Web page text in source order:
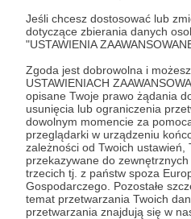
Jeśli chcesz dostosować lub
dotyczące zbierania danych
"USTAWIENIA
Zgoda jest dobrowolna i
USTAWIENIACH
opisane Twoje prawo żądania
usunięcia lub ograniczenia
dowolnym momencie za
przeglądarki w urządzeniu
zależności od Twoich ustawień,
przekazywane do
trzecich tj. z państw spoza
Gospodarczego. Pozostałe
temat przetwarzania Twoich
przetwarzania znajdują się w
dorzucam podziękowania
końcowych materiałów
produkcjach, które
Patroni: 0
250 zł